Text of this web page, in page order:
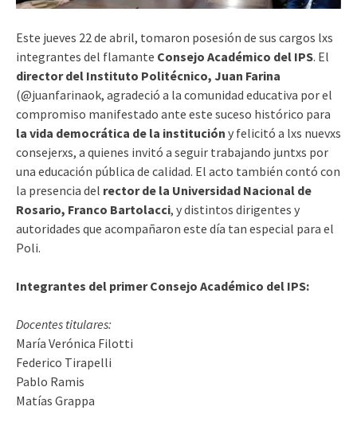
Este jueves 22 de abril, tomaron posesión de sus cargos lxs
integrantes del flamante Consejo Académico del IPS. El
director del Instituto Politécnico, Juan Farina
(@juanfarinaok, agradeció a la comunidad educativa por el
compromiso manifestado ante este suceso histórico para
la vida democrática de la institución y felicitó a lxs nuevxs
consejerxs, a quienes invitó a seguir trabajando juntxs por
una educación pública de calidad. El acto también contó con
la presencia del rector de la Universidad Nacional de
Rosario, Franco Bartolacci, y distintos dirigentes y
autoridades que acompañaron este día tan especial para el
Poli.
Integrantes del primer Consejo Académico del IPS:
Docentes titulares:
María Verónica Filotti
Federico Tirapelli
Pablo Ramis
Matías Grappa